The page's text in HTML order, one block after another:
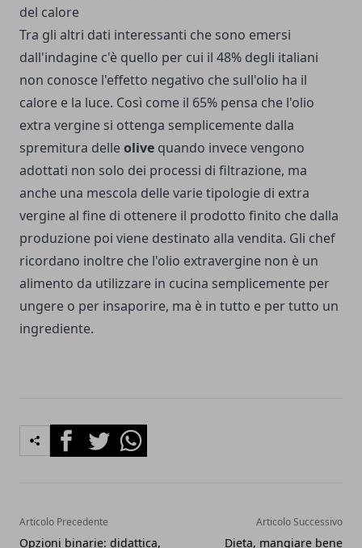
del calore
Tra gli altri dati interessanti che sono emersi
dall'indagine c'è quello per cui il 48% degli italiani
non conosce l'effetto negativo che sull'olio ha il
calore e la luce. Così come il 65% pensa che l'olio
extra vergine si ottenga semplicemente dalla
spremitura delleolive quando invece vengono
adottati non solo dei processi di filtrazione, ma
anche una mescola delle varie tipologie di extra
vergine al fine di ottenere il prodotto finito che dalla
produzione poi viene destinato alla vendita. Gli chef
ricordano inoltre che l'olio extravergine non è un
alimento da utilizzare in cucina semplicemente per
ungere o per insaporire, ma è in tutto e per tutto un
ingrediente.
FacebookTwitterWhatsapp
Articolo Precedente
Opzioni binarie: didattica,
Articolo Successivo
Dieta, mangiare bene